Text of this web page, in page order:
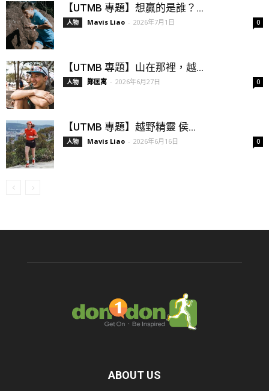
【UTMB 專題】想贏的是誰？...
人物 Mavis Liao - 2026年7月1日 0
【UTMB 專題】山在那裡，越...
人物 鄭匡寓 - 2026年6月27日 0
【UTMB 專題】越野精靈 侯...
人物 Mavis Liao - 2026年6月16日 0
ABOUT US